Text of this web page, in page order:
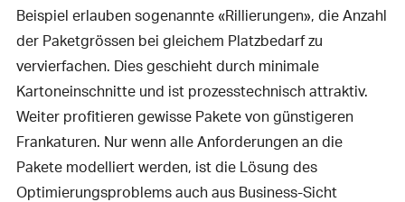
Beispiel erlauben sogenannte «Rillierungen», die Anzahl
der Paketgrössen bei gleichem Platzbedarf zu
vervierfachen. Dies geschieht durch minimale
Kartoneinschnitte und ist prozesstechnisch attraktiv.
Weiter profitieren gewisse Pakete von günstigeren
Frankaturen. Nur wenn alle Anforderungen an die
Pakete modelliert werden, ist die Lösung des
Optimierungsproblems auch aus Business-Sicht